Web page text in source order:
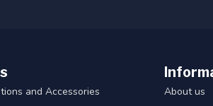
and Accessories
About us